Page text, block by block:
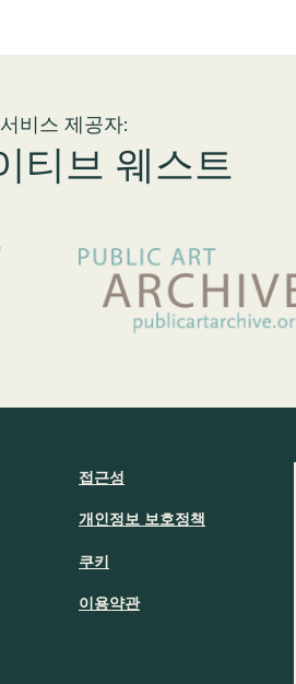
비스 제공자:
티브 웨스트
접근성
개인정보 보호정책
쿠키
이용약관